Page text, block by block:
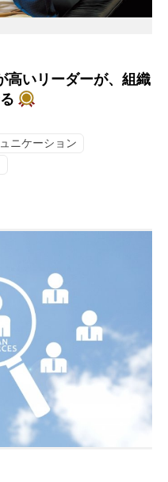
高いリーダーが、組織
ニケーション